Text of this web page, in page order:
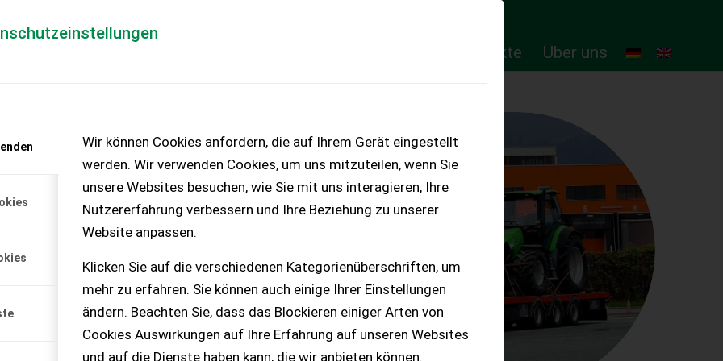
Wir können Cookies anfordern, die auf Ihrem Gerät eingestellt
werden. Wir verwenden Cookies, um uns mitzuteilen, wenn Sie
unsere Websites besuchen, wie Sie mit uns interagieren, Ihre
Nutzererfahrung verbessern und Ihre Beziehung zu unserer
Website anpassen.
Klicken Sie auf die verschiedenen Kategorienüberschriften, um
mehr zu erfahren. Sie können auch einige Ihrer Einstellungen
ändern. Beachten Sie, dass das Blockieren einiger Arten von
Cookies Auswirkungen auf Ihre Erfahrung auf unseren Websites
und auf die Dienste haben kann, die wir anbieten können.
Online-Produkte Über uns
– KEINE
3,25m +
mit einstel...